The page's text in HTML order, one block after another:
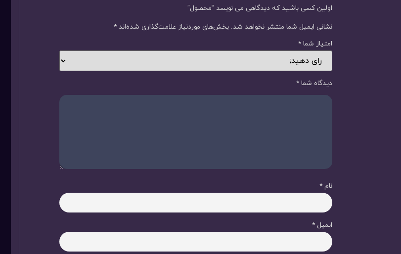
اولین کسی باشید که دیدگاهی می نویسد “محصول”
نشانی ایمیل شما منتشر نخواهد شد. بخش‌های موردنیاز علامت‌گذاری شده‌اند *
امتیاز شما *
دیدگاه شما *
نام *
ایمیل *